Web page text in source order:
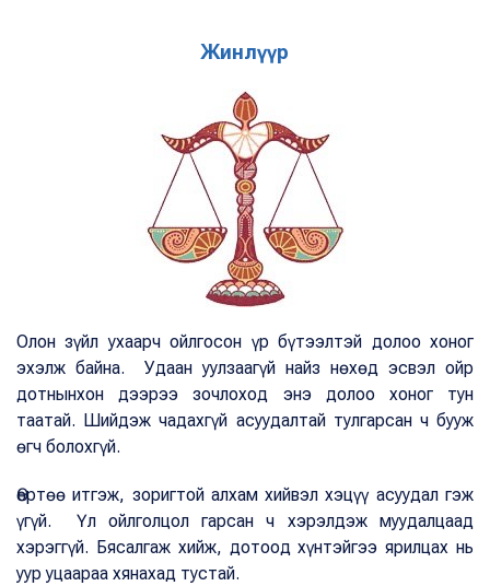
Жинлүүр
Олон зүйл ухаарч ойлгосон үр бүтээлтэй долоо хоног
эхэлж байна. Удаан уулзаагүй найз нөхөд эсвэл ойр
дотнынхон дээрээ зочлоход энэ долоо хоног тун
таатай. Шийдэж чадахгүй асуудалтай тулгарсан ч бууж
өгч болохгүй.
Өөртөө итгэж, зоригтой алхам хийвэл хэцүү асуудал гэж
үгүй. Үл ойлголцол гарсан ч хэрэлдэж муудалцаад
хэрэггүй. Бясалгаж хийж, дотоод хүнтэйгээ ярилцах нь
уур уцаараа хянахад тустай.